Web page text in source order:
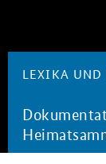
LEXIKA